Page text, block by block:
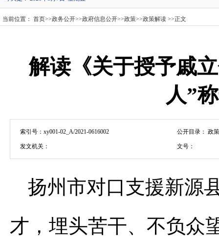
当前位置： 首页>>政务公开>>政府信息公开>>政策>>政策解读 >>正文
解读《关于授予戚
人”
索引号： xy001-02_A/2021-0616002 公开目录： 政
发文机关： 文号：
扬州市对口支援新源
才，埋头苦干、不负众